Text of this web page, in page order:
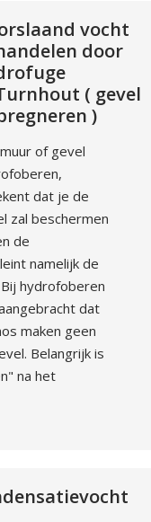
vocht
door
( gevel
)
of gevel
dat je de
zal beschermen
de
namelijk de
hydrofoberen
dat
maken geen
Belangrijk is
na het